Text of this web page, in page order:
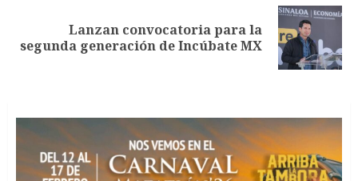
Siguiente
entrada:
Lanzan convocatoria para la
segunda generación de Incúbate MX